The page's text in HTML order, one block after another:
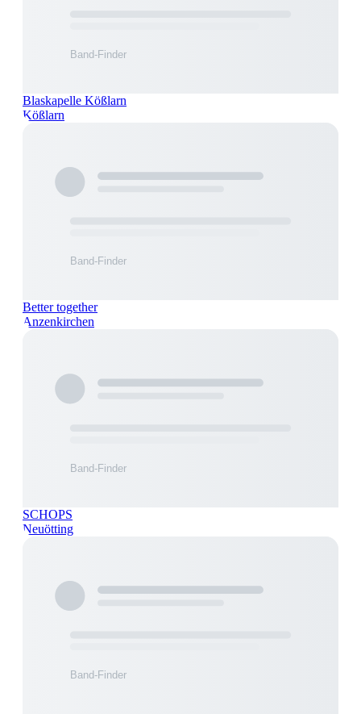
Blaskapelle Kößlarn
Kößlarn
Better together
Anzenkirchen
SCHOPS
Neuötting